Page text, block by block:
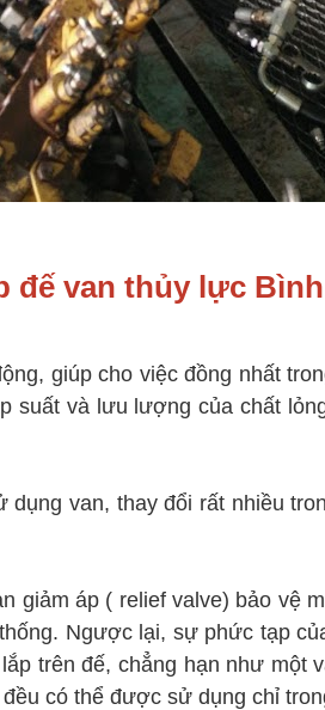
đế van thủy lực
giúp cho việc đồng nhất
và lưu lượng của chất
van, thay đổi rất nhiều
áp ( relief valve) bảo vệ
Ngược lại, sự phức tạp
trên đế, chẳng hạn như một
có thể được sử dụng chỉ